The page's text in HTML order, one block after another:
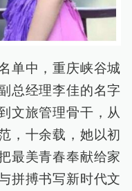
单中，重庆峡谷城
总经理李佳的名字
文旅管理骨干，从
，十余载，她以初
最美青春奉献给家
拼搏书写新时代文